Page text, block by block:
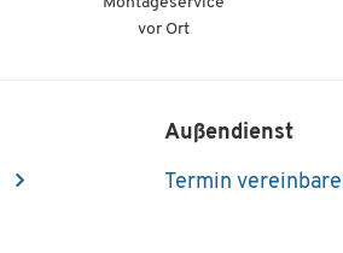
vor Ort
Außendienst
Termin